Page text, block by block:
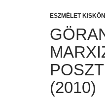
ESZMÉLET
(2010)